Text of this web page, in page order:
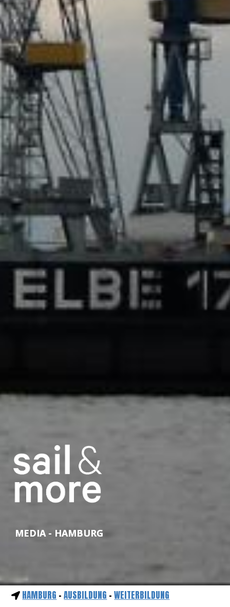
MEDIA - HAMBURG
HAMBURG -AUSBILDUNG -WEITERBILDUNG